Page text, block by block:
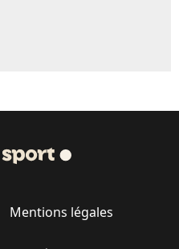
Mentions légales